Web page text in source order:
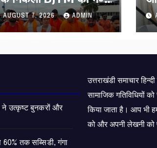
यात्रा; तेजस्वी सूर्या ने
देश व प्रदेशवासियों के
की कामना
AUGUST 7, 2026 ADMIN
ने उत्कृष्ट बुनकरों और
तक सब्सिडी, गंगा
उत्तराखंडी समाचार
सामाजिक गतिविधियों
किया जाता है। आप भी
को और अपनी लेखनी को